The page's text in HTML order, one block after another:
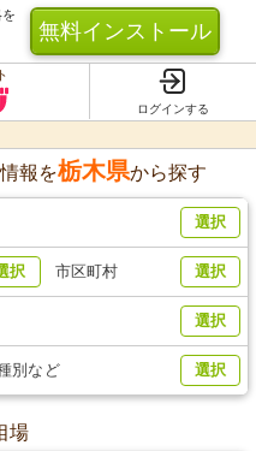
無料インストール
ログインする
報を栃木県から探す
選択
択 市区町村 選択
選択
別など 選択
場